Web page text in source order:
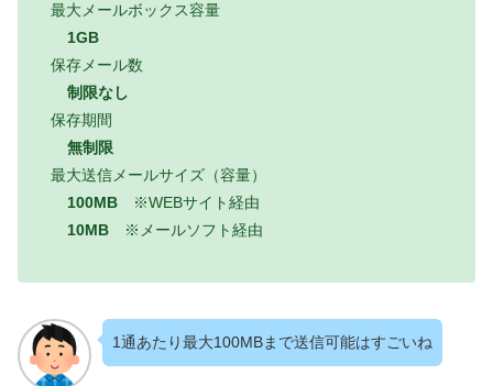
最大メールボックス容量
1GB
保存メール数
制限なし
保存期間
無制限
最大送信メールサイズ（容量）
100MB ※WEBサイト経由
10MB ※メールソフト経由
1通あたり最大100MBまで送信可能はすごいね